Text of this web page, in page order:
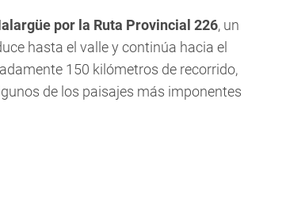
por la Ruta Provincial 226, un
hasta el valle y continúa hacia el
150 kilómetros de recorrido,
de los paisajes más imponentes